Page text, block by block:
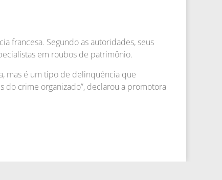
francesa. Segundo as autoridades, seus
em roubos de patrimônio.
mas é um tipo de delinquência que
do crime organizado”, declarou a promotora